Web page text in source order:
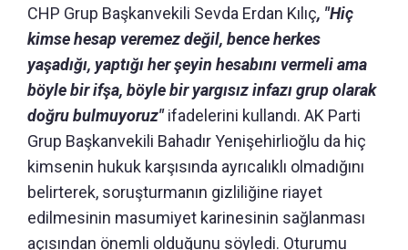
CHP Grup Başkanvekili Sevda Erdan Kılıç, "Hiç
kimse hesap veremez değil, bence herkes
yaşadığı, yaptığı her şeyin hesabını vermeli ama
böyle bir ifşa, böyle bir yargısız infazı grup olarak
doğru bulmuyoruz"ifadelerini kullandı. AK Parti
Grup Başkanvekili Bahadır Yenişehirlioğlu da hiç
kimsenin hukuk karşısında ayrıcalıklı olmadığını
belirterek, soruşturmanın gizliliğine riayet
edilmesinin masumiyet karinesinin sağlanması
açısından önemli olduğunu söyledi. Oturumu